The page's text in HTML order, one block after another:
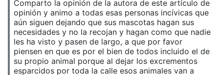
Comparto la opinión de la autora de este artículo de
opinión y animo a todas esas personas incívicas que
aún siguen dejando que sus mascotas hagan sus
necesidades y no la recojan y hagan como que nadie
les ha visto y pasen de largo, a que por favor
piensen en que es por el bien de todos incluido el de
su propio animal porque al dejar los excrementos
esparcidos por toda la calle esos animales van a